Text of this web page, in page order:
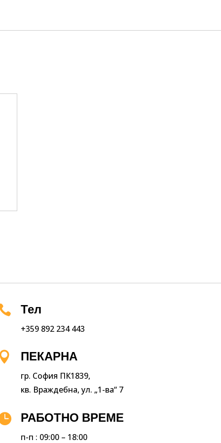
Тел
+359 892 234 443
 ПЕКАРНА
гр. София ПК1839,
кв. Враждебна, ул. „1-ва“ 7
РАБОТНО ВРЕМЕ
п-п : 09:00 – 18:00